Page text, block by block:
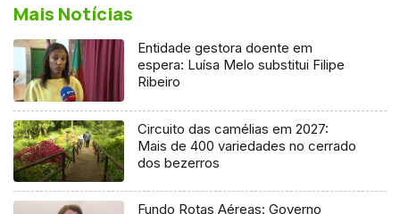
Mais Notícias
Entidade gestora doente em
espera: Luísa Melo substitui Filipe
Ribeiro
Circuito das camélias em 2027:
Mais de 400 variedades no cerrado
dos bezerros
Fundo Rotas Aéreas: Governo